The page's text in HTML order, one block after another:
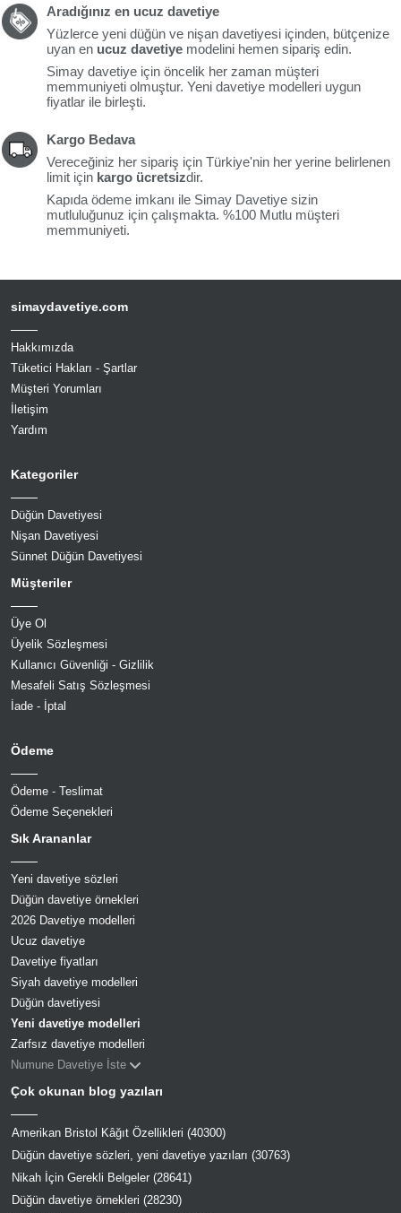
Aradığınız en ucuz davetiye
Yüzlerce yeni düğün ve nişan davetiyesi içinden, bütçenize
uyan en ucuz davetiye modelini hemen sipariş edin.
Simay davetiye için öncelik her zaman müşteri
memmuniyeti olmuştur. Yeni davetiye modelleri uygun
fiyatlar ile birleşti.
Kargo Bedava
Vereceğiniz her sipariş için Türkiye'nin her yerine belirlenen
limit için kargo ücretsizdir.
Kapıda ödeme imkanı ile Simay Davetiye sizin
mutluluğunuz için çalışmakta. %100 Mutlu müşteri
memmuniyeti.
simaydavetiye.com
Hakkımızda
Tüketici Hakları - Şartlar
Müşteri Yorumları
İletişim
Yardım
Kategoriler
Düğün Davetiyesi
Nişan Davetiyesi
Sünnet Düğün Davetiyesi
Müşteriler
Üye Ol
Üyelik Sözleşmesi
Kullanıcı Güvenliği - Gizlilik
Mesafeli Satış Sözleşmesi
İade - İptal
Ödeme
Ödeme - Teslimat
Ödeme Seçenekleri
Sık Arananlar
Yeni davetiye sözleri
Düğün davetiye örnekleri
2026 Davetiye modelleri
Ucuz davetiye
Davetiye fiyatları
Siyah davetiye modelleri
Düğün davetiyesi
Yeni davetiye modelleri
Zarfsız davetiye modelleri
Numune Davetiye İste
Çok okunan blog yazıları
Amerikan Bristol Kâğıt Özellikleri (40300)
Düğün davetiye sözleri, yeni davetiye yazıları (30763)
Nikah İçin Gerekli Belgeler (28641)
Düğün davetiye örnekleri (28230)